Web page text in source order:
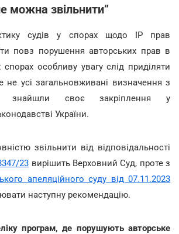
можна звільнити”
судів у спорах щодо IP прав
повз порушення авторських прав в
спорах особливу увагу слід приділяти
не усі загальновживані визначення з
знайшли своє закріплення у
України.
звільнити від відповідальності
23 вирішить Верховний Суд, проте з
апеляційного суду від 07.11.2023
наступну рекомендацію.
програм, де порушують авторське